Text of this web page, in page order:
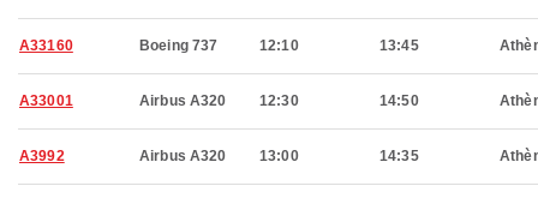
A33160 Boeing 737 12:10 13:45
A33001 Airbus A320 12:30 14:50
A3992 Airbus A320 13:00 14:35